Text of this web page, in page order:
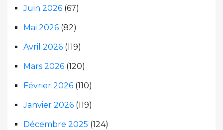
Juin 2026 (67)
Mai 2026 (82)
Avril 2026 (119)
Mars 2026 (120)
Février 2026 (110)
Janvier 2026 (119)
Décembre 2025 (124)